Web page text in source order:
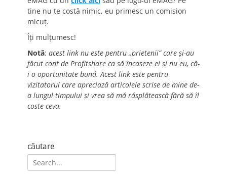
tine nu te costă nimic, eu primesc un comision
micuț.
Îți mulțumesc!
Notă: acest link nu este pentru „prietenii” care și-au
făcut cont de Profitshare ca să încaseze ei și nu eu, că-
i o oportunitate bună. Acest link este pentru
vizitatorul care apreciază articolele scrise de mine de-
a lungul timpului și vrea să mă răsplătească fără să îl
coste ceva.
căutare
Search
for: